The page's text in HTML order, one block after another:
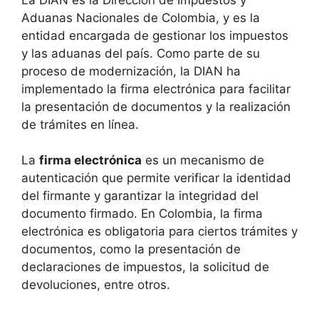
Aduanas Nacionales de Colombia, y es la
entidad encargada de gestionar los impuestos
y las aduanas del país. Como parte de su
proceso de modernización, la DIAN ha
implementado la firma electrónica para facilitar
la presentación de documentos y la realización
de trámites en línea.
La firma electrónica es un mecanismo de
autenticación que permite verificar la identidad
del firmante y garantizar la integridad del
documento firmado. En Colombia, la firma
electrónica es obligatoria para ciertos trámites y
documentos, como la presentación de
declaraciones de impuestos, la solicitud de
devoluciones, entre otros.